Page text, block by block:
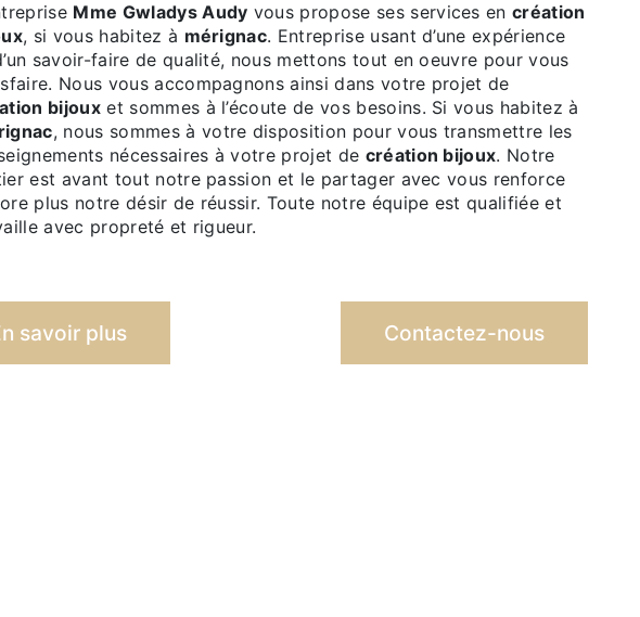
Mme Gwladys Audy vous propose ses services encréation
, si vous habitez à mérignac. Entreprise usant d’une expérience
savoir-faire de qualité, nous mettons tout en oeuvre pour vous
Nous vous accompagnons ainsi dans votre projet de
bijoux et sommes à l’écoute de vos besoins. Si vous habitez à
, nous sommes à votre disposition pour vous transmettre les
nécessaires à votre projet de création bijoux. Notre
est avant tout notre passion et le partager avec vous renforce
plus notre désir de réussir. Toute notre équipe est qualifiée et
avec propreté et rigueur.
savoir plus Contactez-nous